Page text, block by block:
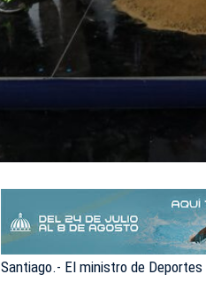
Santiago.- El ministro de